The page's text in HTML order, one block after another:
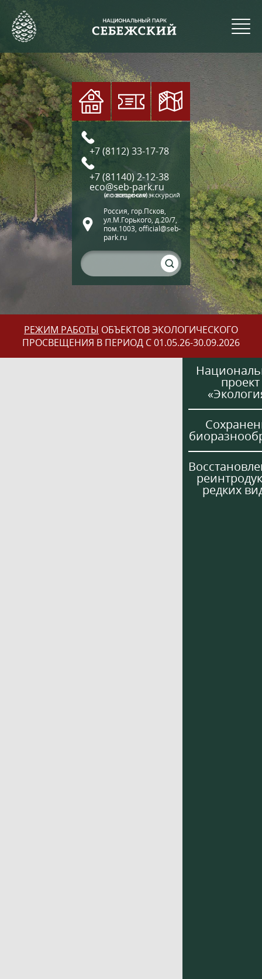
+7 (8112) 33-17-78
+7 (81140) 2-12-38
eco@seb-park.ru
(по вопросам экскурсий и посещения)
Россия, гор.Псков,
ул.М.Горького, д.20/7,
пом.1003, official@seb-
park.ru
РЕЖИМ РАБОТЫ ОБЪЕКТОВ ЭКОЛОГИЧЕСКОГО
ПРОСВЕЩЕНИЯ В ПЕРИОД С 01.05.26-30.09.2026
проект
редких